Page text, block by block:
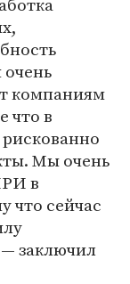
очень
компаниям
что в
Мы очень
в
что сейчас
заключил